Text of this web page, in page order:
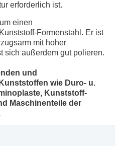
erforderlich ist.
einen
Formenstahl. Er ist
mit hoher
sich außerdem gut polieren.
und
wie Duro- u.
Kunststoff-
Maschinenteile der